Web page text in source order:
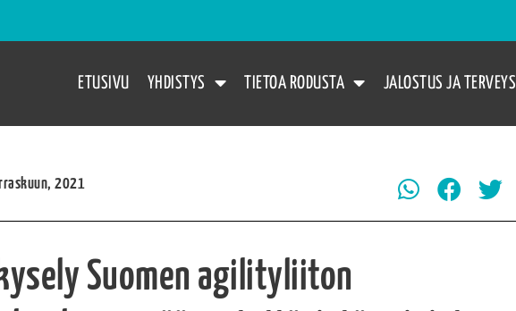
ETUSIVU YHDISTYS TIETOA RODUSTA JALOSTUS JA TERVEYS
2021
Suomen agilityliiton